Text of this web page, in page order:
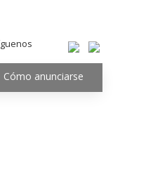
Cómo anunciarse